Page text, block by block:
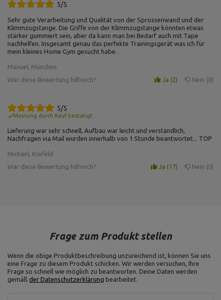
5/5
Sehr gute Verarbeitung und Qualität von der Sprossenwand und der
Klimmzugstange. Die Griffe von der Klimmzugstange könnten etwas
stärker gummiert sein, aber da kann man bei Bedarf auch mit Tape
nachhelfen. Insgesamt genau das perfekte Trainingsgerät was ich für
mein kleines Home Gym gesucht habe.
Manuel, München
War diese Bewertung hilfreich?
Ja 2 Nein 0
5/5
Meinung durch Kauf bestätigt
Lieferung war sehr schnell, Aufbau war leicht und verständlich,
Nachfragen via Mail wurden innerhalb von 1 Stunde beantwortet... TOP
Michael, Krefeld
War diese Bewertung hilfreich?
Ja 17 Nein 0
Frage zum Produkt stellen
Wenn die obige Produktbeschreibung unzureichend ist, können Sie uns
eine Frage zu diesem Produkt schicken. Wir werden versuchen, Ihre
Frage so schnell wie möglich zu beantworten. Deine Daten werden
gemäß der Datenschutzerklärung bearbeitet.